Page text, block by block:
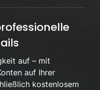
auf – mit
auf Ihrer
kostenlosem